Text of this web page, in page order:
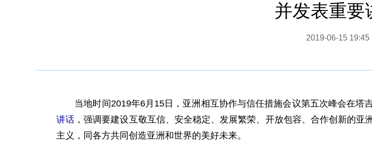
并发表重要
2019-06-15 19:45
当地时间2019年6月15日，亚洲相互协作与信任措施会议第五次峰会在塔
讲话 ，强调要建设互敬互信、安全稳定、发展繁荣、开放包容、合作创新的
主义，同各方共同创造亚洲和世界的美好未来。